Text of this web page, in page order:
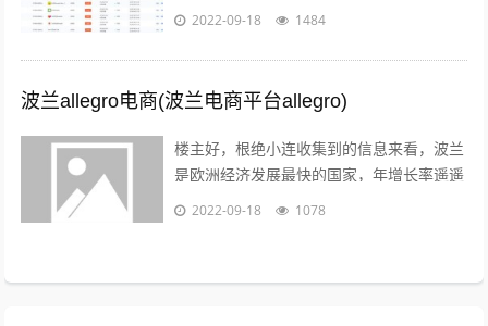
子商务供应商，代理商，策划服务商，制作
2022-09-18 1484
波兰allegro电商(波兰电商平台allegro)
楼主好，根绝小连收集到的信息来看，波兰
是欧洲经济发展最快的国家，年增长率遥遥
领先英法德目前，波兰拥有大约2000万的
2022-09-18 1078